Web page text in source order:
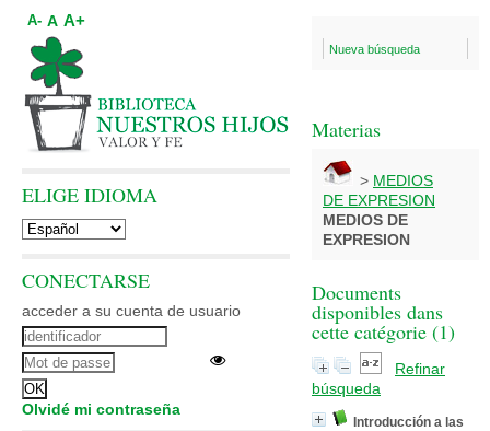
Nueva búsqueda
Materias
> MEDIOS
DE EXPRESION
MEDIOS DE
EXPRESION
Documents
disponibles dans
cette catégorie (1)
Refinar
búsqueda
Introducción a las
A- A A+
ELIGE IDIOMA
CONECTARSE
acceder a su cuenta de usuario
Olvidé mi contraseña